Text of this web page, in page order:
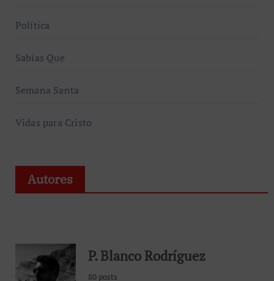
Política
Sabías Que
Semana Santa
Vidas para Cristo
Autores
P. Blanco Rodríguez
80 posts